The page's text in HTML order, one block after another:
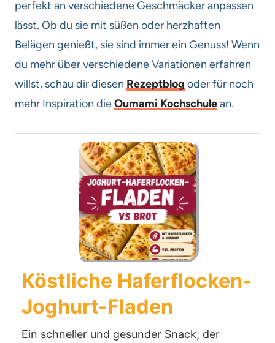
perfekt an verschiedene Geschmäcker anpassen
lässt. Ob du sie mit süßen oder herzhaften
Belägen genießt, sie sind immer ein Genuss! Wenn
du mehr über verschiedene Variationen erfahren
willst, schau dir diesen Rezeptblog oder für noch
mehr Inspiration dieOumami Kochschulean.
Köstliche Haferflocken-
Joghurt-Fladen
Ein schneller und gesunder Snack, der